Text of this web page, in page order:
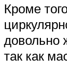
Кроме
довольно
так как